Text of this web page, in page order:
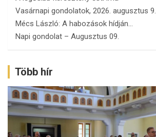
Vasárnapi gondolatok, 2026. augusztus 9.
Mécs László: A habozások hídján…
Napi gondolat – Augusztus 09.
Több hír